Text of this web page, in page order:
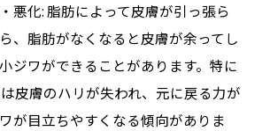
悪化: 脂肪によって皮膚が引っ張ら
、脂肪がなくなると皮膚が余ってし
ジワができることがあります。特に
皮膚のハリが失われ、元に戻る力が
が目立ちやすくなる傾向がありま